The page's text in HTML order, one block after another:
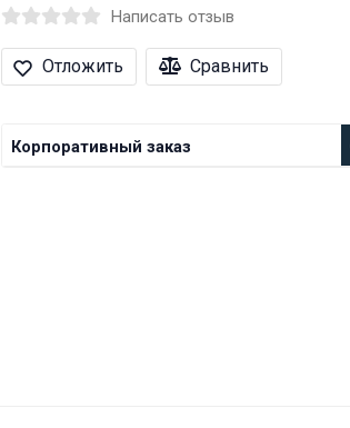
Написать отзыв
Отложить Сравнить
Корпоративный заказ